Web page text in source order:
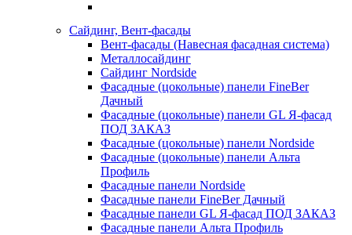
Сайдинг, Вент-фасады
Вент-фасады (Навесная фасадная система)
Металлосайдинг
Сайдинг Nordside
Фасадные (цокольные) панели FineBer
Дачный
Фасадные (цокольные) панели GL Я-фасад
ПОД ЗАКАЗ
Фасадные (цокольные) панели Nordside
Фасадные (цокольные) панели Альта
Профиль
Фасадные панели Nordside
Фасадные панели FineBer Дачный
Фасадные панели GL Я-фасад ПОД ЗАКАЗ
Фасадные панели Альта Профиль